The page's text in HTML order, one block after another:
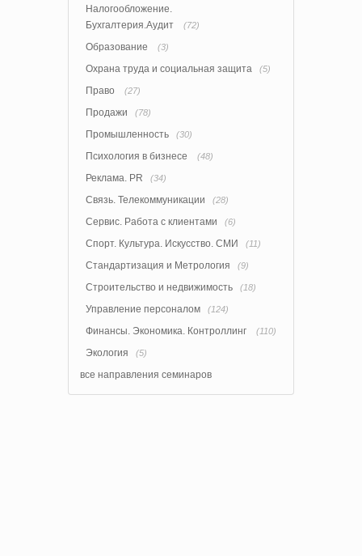
Налогообложение.
Бухгалтерия.Аудит
(72)
Образование (3)
Охрана труда и социальная защита (5)
Право (27)
Продажи (78)
Промышленность (30)
Психология в бизнесе (48)
Реклама. PR (34)
Связь. Телекоммуникации (28)
Сервис. Работа с клиентами (6)
Спорт. Культура. Искусство. СМИ (11)
Стандартизация и Метрология (9)
Строительство и недвижимость (18)
Управление персоналом (124)
Финансы. Экономика. Контроллинг (110)
Экология (5)
все направления семинаров